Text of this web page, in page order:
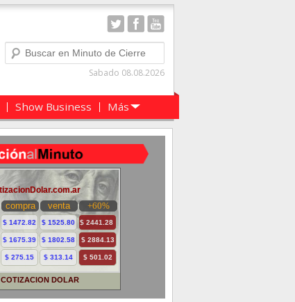
Sabado 08.08.2026
Buscar
Show Business Más
COTIZACION DOLAR